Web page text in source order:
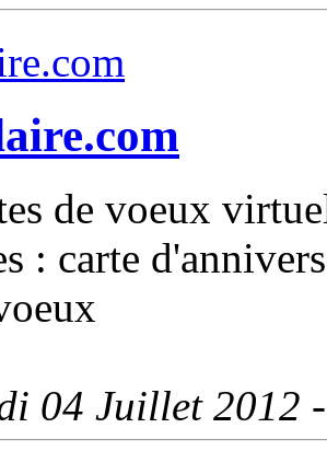
de voeux
: carte
04 Juillet 2012